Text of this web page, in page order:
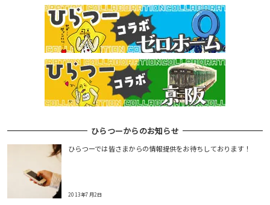
ひらつーからのお知らせ
ひらつーでは皆さまからの情報提供をお待ちしております！
2013年7月2日